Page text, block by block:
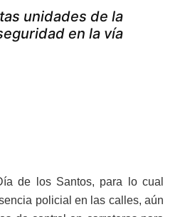
unidades de la
en la vía
de los Santos, para lo cual
policial en las calles, aún